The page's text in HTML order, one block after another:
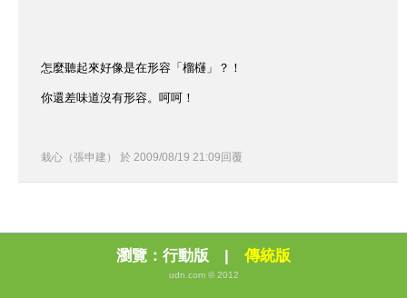
怎麼聽起來好像是在形容「榴櫣」？！
你還差味道沒有形容。呵呵！
栽心（張申建） 於 2009/08/19 21:09 回覆
瀏覽： 行動版 | 傳統版
udn.com © 2012